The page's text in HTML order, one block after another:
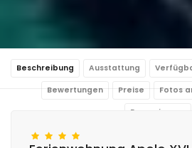
Beschreibung Ausstattung
Bewertungen Preise Fotos
Reservierung